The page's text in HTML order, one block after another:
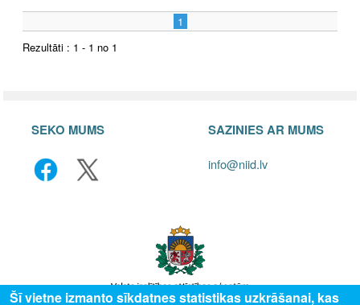
1
Rezultāti : 1 - 1 no 1
SEKO MUMS SAZINIES AR MUMS
info@niid.lv
Šī vietne izmanto sīkdatnes statistikas uzkrāšanai, kas